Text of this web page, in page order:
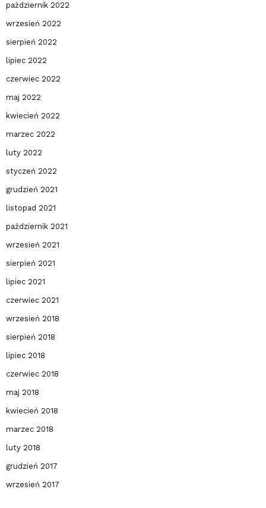
październik 2022
wrzesień 2022
sierpień 2022
lipiec 2022
czerwiec 2022
maj 2022
kwiecień 2022
marzec 2022
luty 2022
styczeń 2022
grudzień 2021
listopad 2021
październik 2021
wrzesień 2021
sierpień 2021
lipiec 2021
czerwiec 2021
wrzesień 2018
sierpień 2018
lipiec 2018
czerwiec 2018
maj 2018
kwiecień 2018
marzec 2018
luty 2018
grudzień 2017
wrzesień 2017